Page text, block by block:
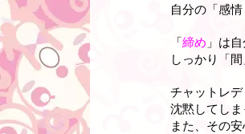
自分の「感
「締め 」は
しっかり「
チャットレ
沈黙してし
また、その